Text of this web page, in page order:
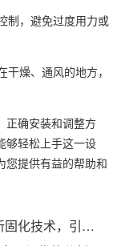
，避免过度用力或
燥、通风的地方，
确安装和调整方
够轻松上手这一设
您提供有益的帮助和
，引领行业发展